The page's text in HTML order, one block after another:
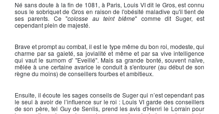
Né sans doute à la fin de 1081, à Paris, Louis VI dit le Gros, est connu
sous le sobriquet de Gros en raison de l'obésité maladive qu'il tient de
ses parents. Ce "colosse au teint blême" comme dit Suger, est
cependant plein de majesté.
Brave et prompt au combat, il est le type même du bon roi, modeste, qui
charme par sa gaieté, sa jovialité et même et par sa vive intelligence
qui vaut le surnom d' "Eveillé". Mais sa grande bonté, souvent naïve,
mêlée à une certaine avarice le conduit à s'entourer (au début de son
règne du moins) de conseillers fourbes et ambitieux.
Ensuite, il écoute les sages conseils de Sugerqui n’est cependant pas
le seul à avoir de l’influence sur le roi : Louis VI garde des conseillers
de son père, tel Guy de Senlis, prend les avis d'Henri le Lorrain pour